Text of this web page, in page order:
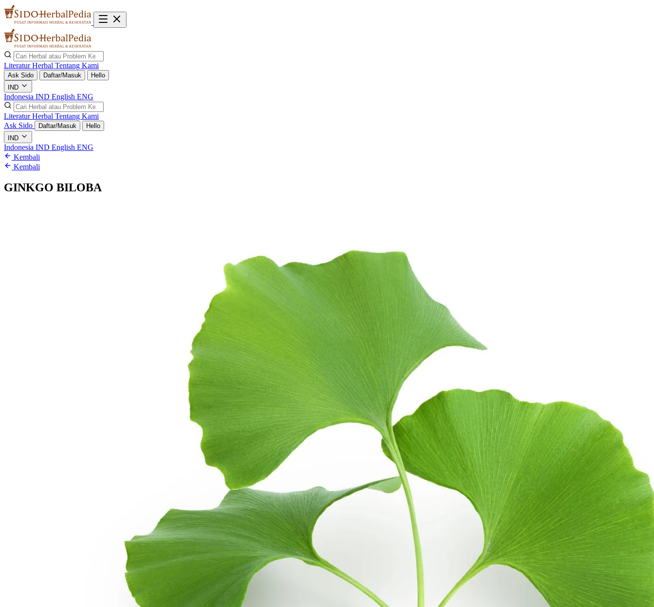
Literatur Herbal Tentang Kami
Ask Sido Daftar/Masuk
Hello
IND
Indonesia IND English ENG
Literatur Herbal Tentang Kami
Ask Sido
Daftar/Masuk
Hello
IND
Indonesia IND English ENG
Kembali
Kembali
GINKGO BILOBA